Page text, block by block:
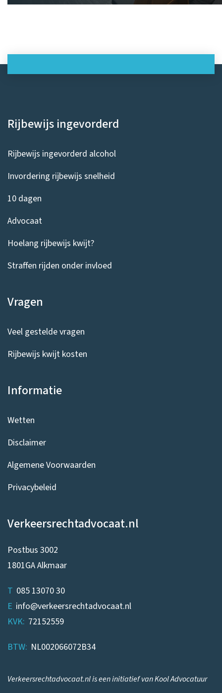
Rijbewijs ingevorderd
Rijbewijs ingevorderd alcohol
Invordering rijbewijs snelheid
10 dagen
Advocaat
Hoelang rijbewijs kwijt?
Straffen rijden onder invloed
Vragen
Veel gestelde vragen
Rijbewijs kwijt kosten
Informatie
Wetten
Disclaimer
Algemene Voorwaarden
Privacybeleid
Verkeersrechtadvocaat.nl
Postbus 3002
1801GA Alkmaar
T 085 13070 30
E info@verkeersrechtadvocaat.nl
KVK: 72152559
BTW: NL002066072B34
Verkeersrechtadvocaat.nl is een initiatief van Kool Advocatuur